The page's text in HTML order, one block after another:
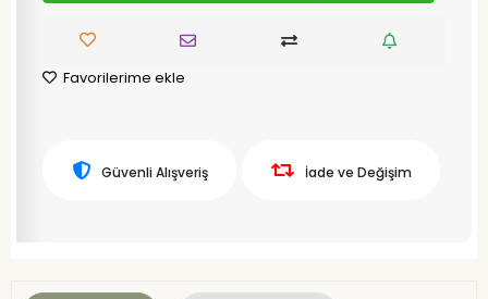
Favorilerime ekle
Güvenli Alışveriş İade ve Değişim